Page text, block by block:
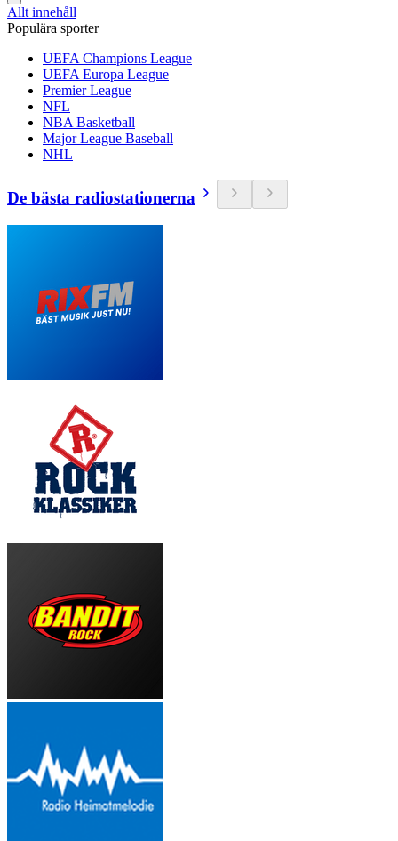
Allt innehåll
Populära sporter
UEFA Champions League
UEFA Europa League
Premier League
NFL
NBA Basketball
Major League Baseball
NHL
De bästa radiostationerna